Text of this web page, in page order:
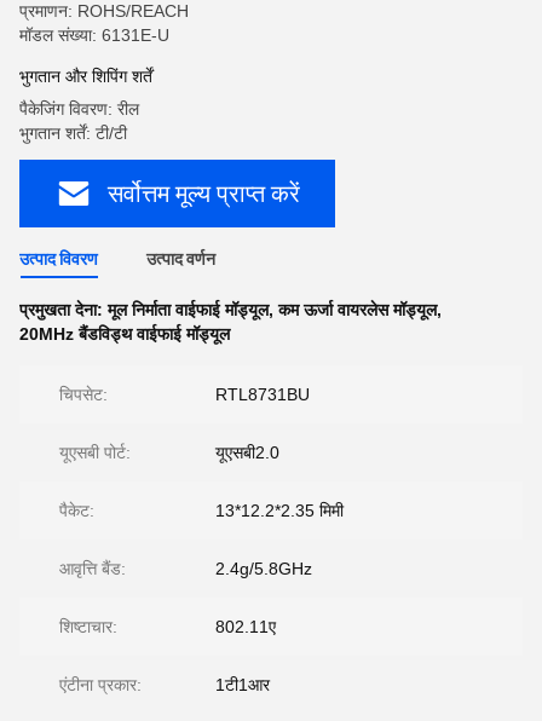
प्रमाणन: ROHS/REACH
मॉडल संख्या: 6131E-U
भुगतान और शिपिंग शर्तें
पैकेजिंग विवरण: रील
भुगतान शर्तें: टी/टी
सर्वोत्तम मूल्य प्राप्त करें
उत्पाद विवरण उत्पाद वर्णन
प्रमुखता देना:मूल निर्माता वाईफाई मॉड्यूल,कम ऊर्जा वायरलेस मॉड्यूल,
20MHz बैंडविड्थ वाईफाई मॉड्यूल
चिपसेट: RTL8731BU
यूएसबी पोर्ट: यूएसबी2.0
पैकेट: 13*12.2*2.35 मिमी
आवृत्ति बैंड: 2.4g/5.8GHz
शिष्टाचार: 802.11ए
एंटीना प्रकार: 1टी1आर